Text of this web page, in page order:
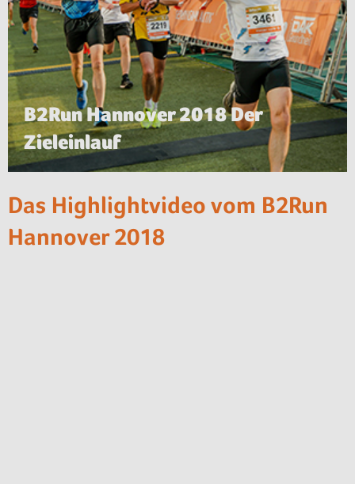
B2Run Hannover 2018 Der
Zieleinlauf
Das Highlightvideo vom B2Run
Hannover 2018